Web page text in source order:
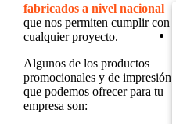
fabricados a nivel nacional
que nos permiten cumplir con
cualquier proyecto.
Algunos de los productos
promocionales y de impresión
que podemos ofrecer para tu
empresa son: